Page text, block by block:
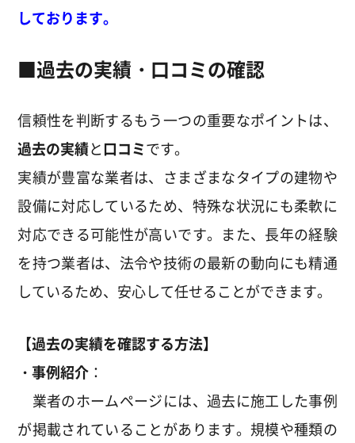
しております。
■過去の実績・口コミの確認
信頼性を判断するもう一つの重要なポイントは、
過去の実績と口コミです。
実績が豊富な業者は、さまざまなタイプの建物や
設備に対応しているため、特殊な状況にも柔軟に
対応できる可能性が高いです。また、長年の経験
を持つ業者は、法令や技術の最新の動向にも精通
しているため、安心して任せることができます。
【過去の実績を確認する方法】
・事例紹介 ：
業者のホームページには、過去に施工した事例
が掲載されていることがあります。規模や種類の